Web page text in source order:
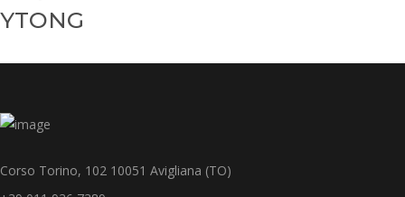
YTONG
Corso Torino, 102 10051 Avigliana (TO)